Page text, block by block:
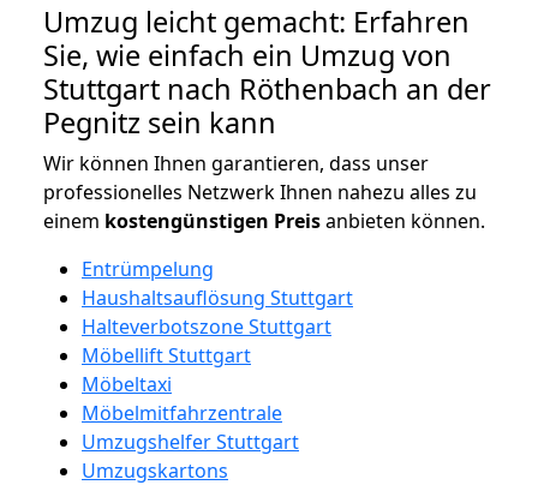
Umzug leicht gemacht: Erfahren
Sie, wie einfach ein Umzug von
Stuttgart nach Röthenbach an der
Pegnitz sein kann
Wir können Ihnen garantieren, dass unser
professionelles Netzwerk Ihnen nahezu alles zu
einem kostengünstigen Preisanbieten können.
Entrümpelung
Haushaltsauflösung Stuttgart
Halteverbotszone Stuttgart
Möbellift Stuttgart
Möbeltaxi
Möbelmitfahrzentrale
Umzugshelfer Stuttgart
Umzugskartons